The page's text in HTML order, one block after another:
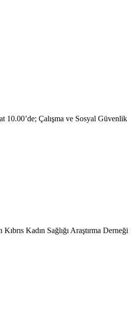
10.00’de; Çalışma ve Sosyal Güvenlik
Kadın Sağlığı Araştırma Derneği